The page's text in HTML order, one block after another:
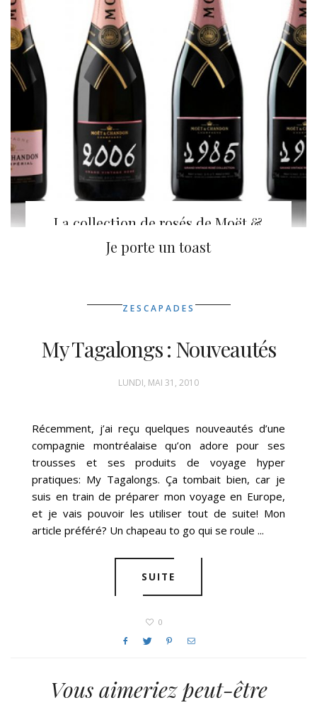
La collection de rosés de Moët &
Chandon
Je porte un toast
ZESCAPADES
My Tagalongs : Nouveautés
LUNDI, MAI 31, 2010
Récemment, j’ai reçu quelques nouveautés d’une
compagnie montréalaise qu’on adore pour ses
trousses et ses produits de voyage hyper
pratiques: My Tagalongs. Ça tombait bien, car je
suis en train de préparer mon voyage en Europe,
et je vais pouvoir les utiliser tout de suite! Mon
article préféré? Un chapeau to go qui se roule ...
SUITE
0
Vous aimeriez peut-être